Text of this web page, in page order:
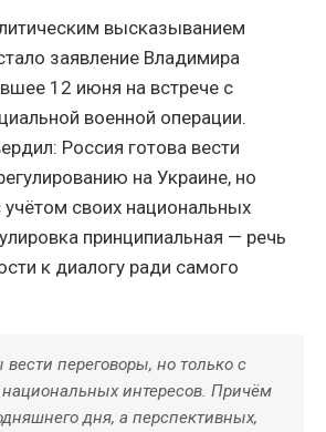
высказыванием
заявление Владимира
12 июня на встрече с
военной операции.
Россия готова вести
на Украине, но
своих национальных
принципиальная — речь
к диалогу ради самого
переговоры, но только с
интересов. Причём
дня, а перспективных,